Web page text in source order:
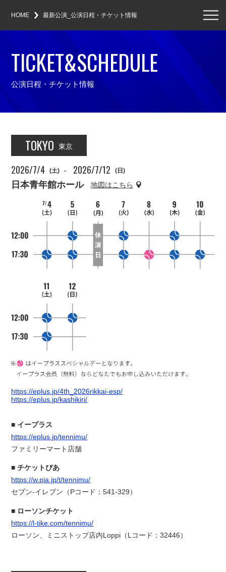
TICKET&SCHEDULE
公演日程・チケット情報
HOME 最新公演_公演日程・チケット情報
TOKYO 東京
2026/7/4 (土) - 2026/7/12 (日)
日本青年館ホール 地図はこちら
https://eplus.jp/4th_2026rikkai-esp/
https://eplus.jp/kashikiri/
イープラス
https://eplus.jp/tennimu/
ファミリーマート店舗
チケットぴあ
https://w.pia.jp/t/tennimu/
セブン-イレブン（Pコード：541-329）
ローソンチケット
https://l-tike.com/tennimu/
ローソン、ミニストップ店内Loppi（Lコード：32446）